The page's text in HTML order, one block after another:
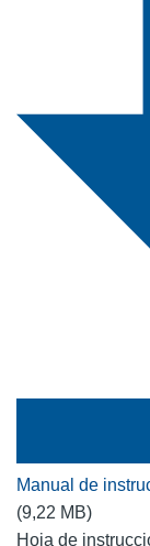
Manual de
(9,22 MB)
Hoja de